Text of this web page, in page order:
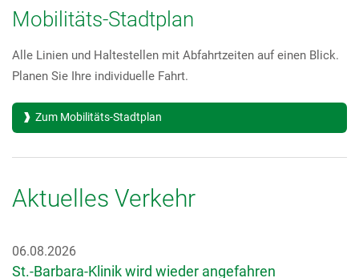
Mobilitäts-Stadtplan
Alle Linien und Haltestellen mit Abfahrtzeiten auf einen Blick.
Planen Sie Ihre individuelle Fahrt.
Zum Mobilitäts-Stadtplan
Aktuelles Verkehr
06.08.2026
St.-Barbara-Klinik wird wieder angefahren